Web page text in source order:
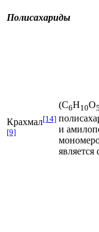
Полисахариды
Крахмал[14]
[9]
(C6H10O5
и
является